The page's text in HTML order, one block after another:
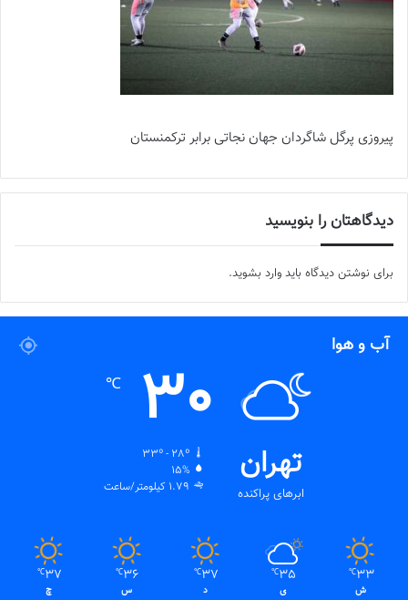
پیروزی پرگل شاگردان جهان نجاتی برابر ترکمنستان
دیدگاهتان را بنویسید
برای نوشتن دیدگاه باید وارد بشوید.
آب و هوا
تهران
ابرهای پراکنده
30
℃
33º - 28º
15%
1.79 کیلومتر/ساعت
33
℃
ش
35
℃
ی
37
℃
د
36
℃
س
37
℃
چ